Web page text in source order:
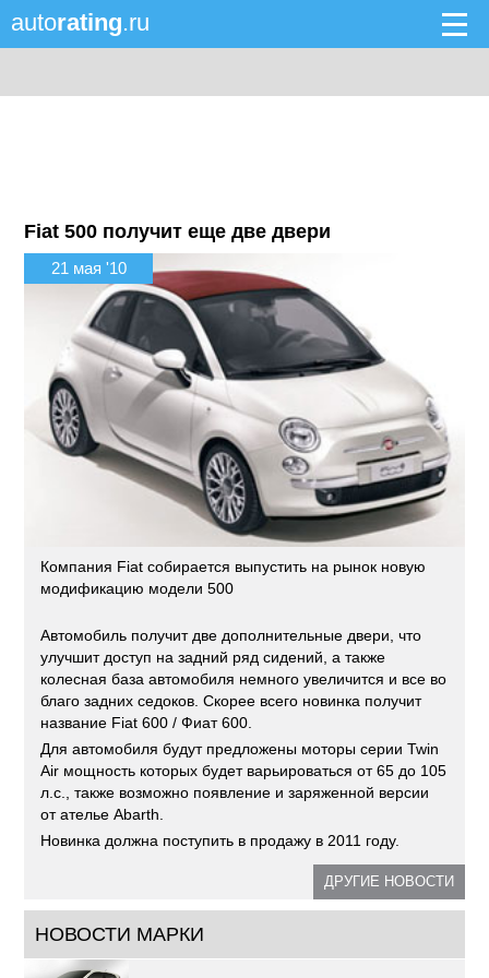
autorating.ru
Fiat 500 получит еще две двери
21 мая '10
Компания Fiat собирается выпустить на рынок новую
модификацию модели 500
Автомобиль получит две дополнительные двери, что
улучшит доступ на задний ряд сидений, а также
колесная база автомобиля немного увеличится и все во
благо задних седоков. Скорее всего новинка получит
название Fiat 600 / Фиат 600.
Для автомобиля будут предложены моторы серии Twin
Air мощность которых будет варьироваться от 65 до 105
л.с., также возможно появление и заряженной версии
от ателье Abarth.
Новинка должна поступить в продажу в 2011 году.
ДРУГИЕ НОВОСТИ
НОВОСТИ МАРКИ